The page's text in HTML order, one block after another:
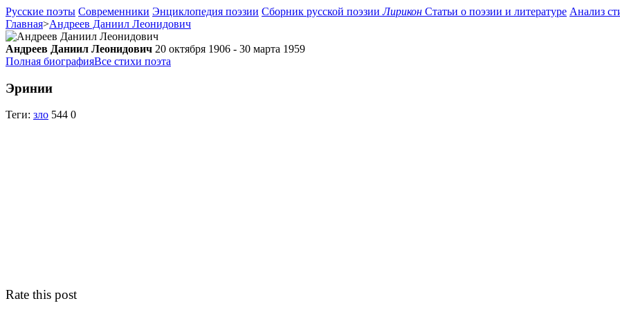
Русские поэты Современники Энциклопедия поэзии Сборник русской поэзии Лирикон Статьи о поэзии и литературе Анализ
Главная>Андреев Даниил Леонидович
Андреев Даниил Леонидович 20 октября 1906 - 30 марта 1959
Полная биографияВсе стихи поэта
Эринии
Теги: зло 544 0
Rate this post